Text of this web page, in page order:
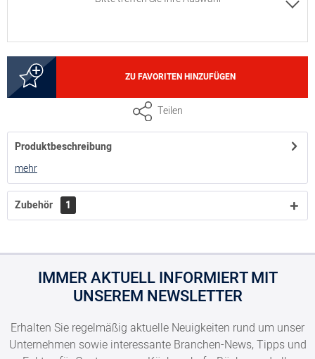
GN 2/3, Tiefe 200 mm, Volumen 16,25 Liter
8300010540
GN 2/3, Tiefe 150 mm, Volumen 11,5 Liter
GN 2/3, Tiefe 100 mm, Volumen 8 Liter
ZU FAVORITEN HINZUFÜGEN
Teilen
Produktbeschreibung
mehr
Zubehör 1
IMMER AKTUELL INFORMIERT MIT
UNSEREM NEWSLETTER
Erhalten Sie regelmäßig aktuelle Neuigkeiten rund um unser
Unternehmen sowie interessante Branchen-News, Tipps und